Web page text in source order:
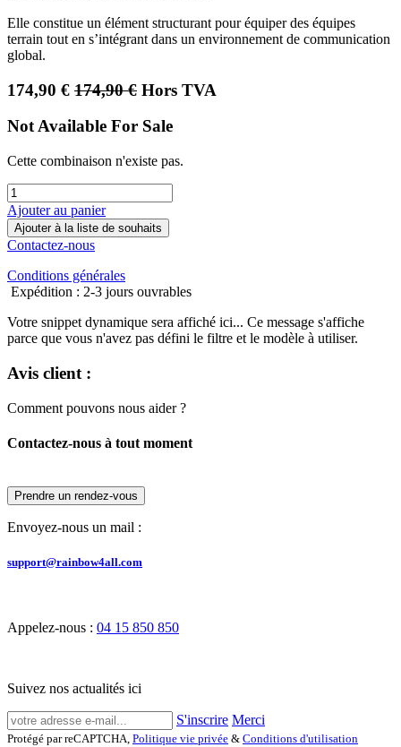
Elle constitue un élément structurant pour équiper des équipes
terrain tout en s’intégrant dans un environnement de communication
global.
174,90 € 174,90€ Hors TVA
Not Available For Sale
Cette combinaison n'existe pas.
Ajouter au panier
Ajouter à la liste de souhaits
Contactez-nous
Conditions générales
Expédition : 2-3 jours ouvrables
Votre snippet dynamique sera affiché ici... Ce message s'affiche
parce que vous n'avez pas défini le filtre et le modèle à utiliser.
Avis client :
Comment pouvons nous aider ?
Contactez-nous à tout moment
Prendre un rendez-vous
Envoyez-nous un mail :
support@rainbow4all.com
Appelez-nous : 04 15 850 850
Suivez nos actualités ici
S'inscrire Merci
Protégé par reCAPTCHA, Politique vie privée & Conditions d'utilisation